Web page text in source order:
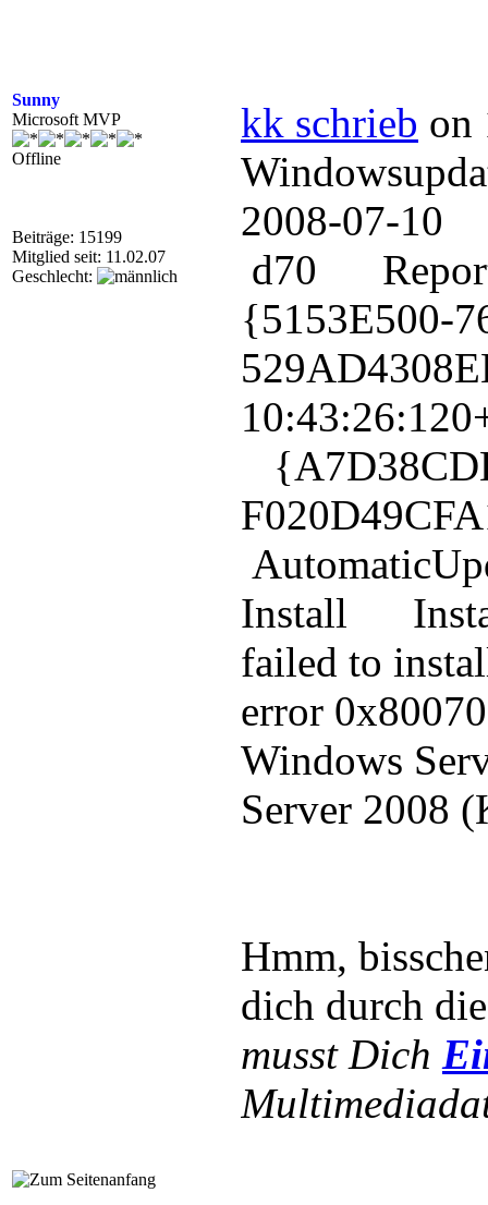
Sunny
Microsoft MVP
Offline
Beiträge: 15199
Mitglied seit: 11.02.07
Geschlecht:
kk schrieb on
2008-07-
d70
{5153E500-
Install
failed to
error
Windows
Server 2008
Hmm,
dich durch
musst Dich